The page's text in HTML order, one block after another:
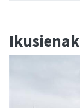
Ikusienak